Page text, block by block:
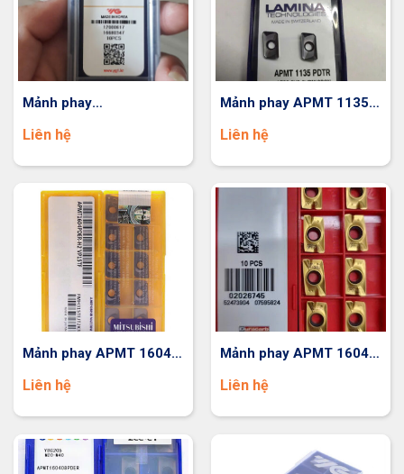
Mảnh phay
Liên hệ
Mảnh phay APMT 1135
Liên hệ
Mảnh phay APMT 1604
Liên hệ
Mảnh phay APMT 1604
Liên hệ